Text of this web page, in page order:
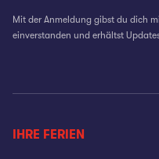
Mit der Anmeldung gibst du dich
einverstanden und erhältst
IHRE FERIEN